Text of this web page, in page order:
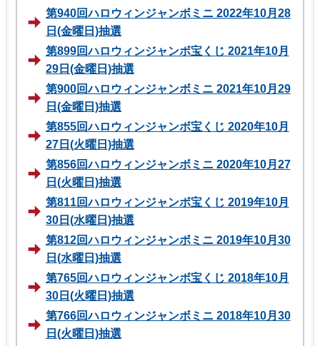
第940回ハロウィンジャンボミニ 2022年10月28
日(金曜日)抽選
第899回ハロウィンジャンボ宝くじ 2021年10月
29日(金曜日)抽選
第900回ハロウィンジャンボミニ 2021年10月29
日(金曜日)抽選
第855回ハロウィンジャンボ宝くじ 2020年10月
27日(火曜日)抽選
第856回ハロウィンジャンボミニ 2020年10月27
日(火曜日)抽選
第811回ハロウィンジャンボ宝くじ 2019年10月
30日(水曜日)抽選
第812回ハロウィンジャンボミニ 2019年10月30
日(水曜日)抽選
第765回ハロウィンジャンボ宝くじ 2018年10月
30日(火曜日)抽選
第766回ハロウィンジャンボミニ 2018年10月30
日(火曜日)抽選